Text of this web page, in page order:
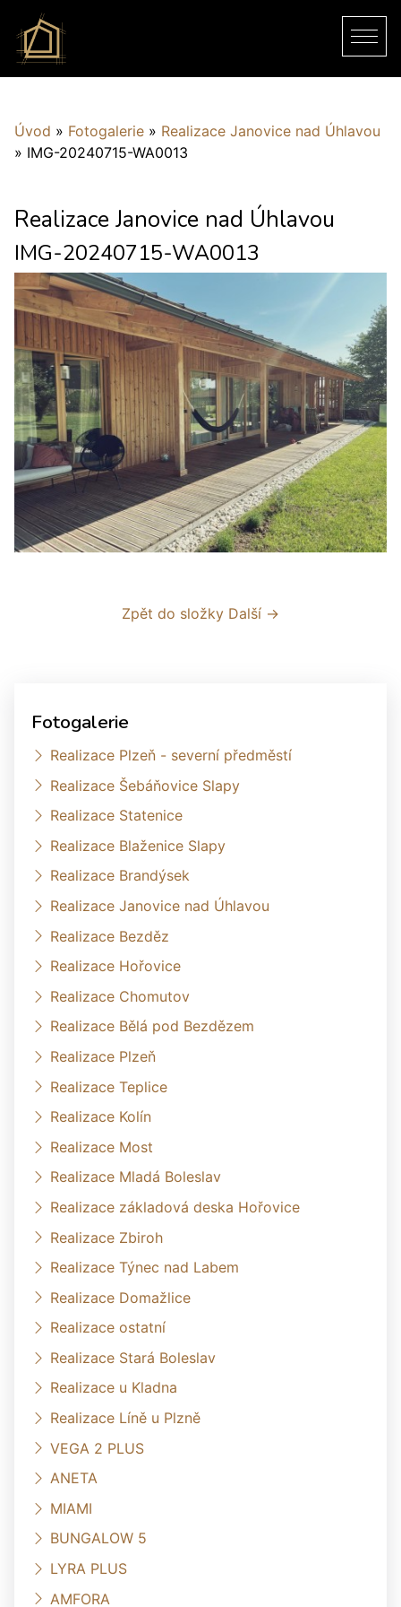
Úvod » Fotogalerie » Realizace Janovice nad Úhlavou
» IMG-20240715-WA0013
Realizace Janovice nad Úhlavou
IMG-20240715-WA0013
Zpět do složky Další →
Fotogalerie
Realizace Plzeň - severní předměstí
Realizace Šebáňovice Slapy
Realizace Statenice
Realizace Blaženice Slapy
Realizace Brandýsek
Realizace Janovice nad Úhlavou
Realizace Bezděz
Realizace Hořovice
Realizace Chomutov
Realizace Bělá pod Bezdězem
Realizace Plzeň
Realizace Teplice
Realizace Kolín
Realizace Most
Realizace Mladá Boleslav
Realizace základová deska Hořovice
Realizace Zbiroh
Realizace Týnec nad Labem
Realizace Domažlice
Realizace ostatní
Realizace Stará Boleslav
Realizace u Kladna
Realizace Líně u Plzně
VEGA 2 PLUS
ANETA
MIAMI
BUNGALOW 5
LYRA PLUS
AMFORA